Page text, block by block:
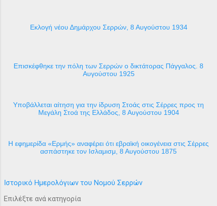
Εκλογή νέου Δημάρχου Σερρών, 8 Αυγούστου 1934
Επισκέφθηκε την πόλη των Σερρών ο δικτάτορας Πάγγαλος. 8
Αυγούστου 1925
Υποβάλλεται αίτηση για την ίδρυση Στοάς στις Σέρρες προς τη
Μεγάλη Στοά της Ελλάδος, 8 Αυγούστου 1904
H εφημερίδα «Ερμής» αναφέρει ότι εβραϊκή οικογένεια στις Σέρρες
ασπάστηκε τον Ισλαμισμ, 8 Αυγούστου 1875
Ιστορικό Ημερολόγιων του Νομού Σερρών
Επιλέξτε ανά κατηγορία